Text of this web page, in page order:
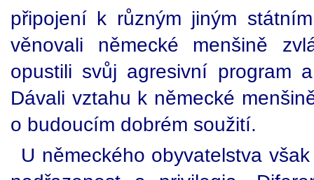
připojení k různým jiným
věnovali německé menšině
opustili svůj agresivní program
Dávali vztahu k německé
o budoucím dobrém soužití.
U německého obyvatelstva